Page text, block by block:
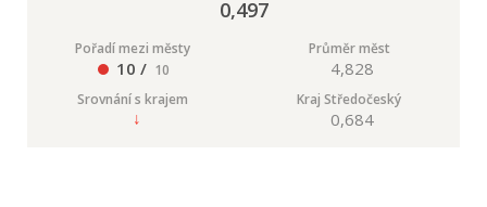
0,497
Pořadí mezi městy
10 / 10
Průměr měst
4,828
Srovnání s krajem Kraj Středočeský
0,684